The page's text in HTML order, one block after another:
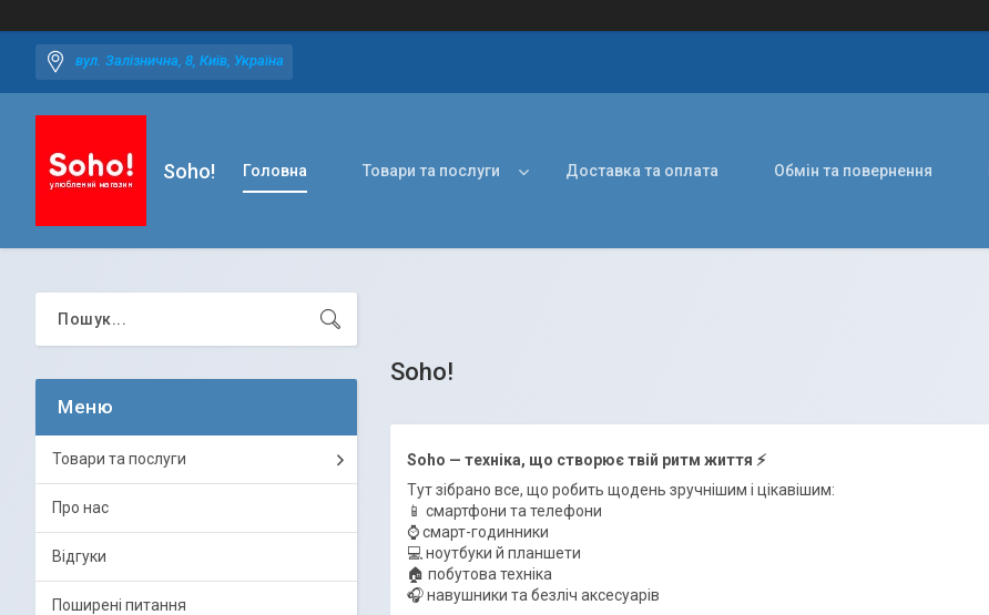
вул. Залізнична, 8, Київ, Україна
Soho! Головна Товари та послуги Доставка та оплата Обмін та повернення
Soho!
Soho — техніка, що створює твій ритм життя ⚡️
Тут зібрано все, що робить щодень зручнішим і цікавішим:
📱 смартфони та телефони
⌚️ смарт-годинники
💻 ноутбуки й планшети
🏠 побутова техніка
🎧 навушники та безліч аксесуарів
Товари та послуги
Про нас
Відгуки
Поширені питання